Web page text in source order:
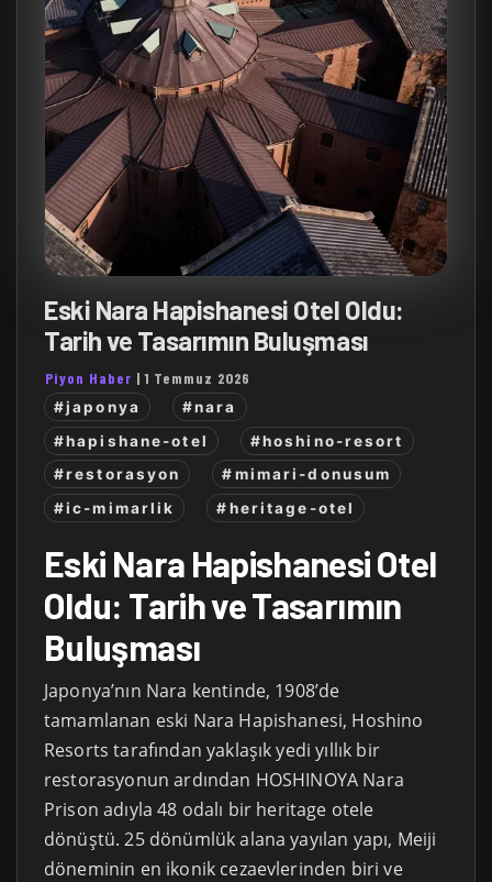
Eski Nara Hapishanesi Otel Oldu:
Tarih ve Tasarımın Buluşması
Piyon Haber |1 Temmuz 2026
#japonya
#nara
#hapishane-otel
#hoshino-resort
#restorasyon
#mimari-donusum
#ic-mimarlik
#heritage-otel
Eski Nara Hapishanesi Otel
Oldu: Tarih ve Tasarımın
Buluşması
Japonya’nın Nara kentinde, 1908’de
tamamlanan eski Nara Hapishanesi, Hoshino
Resorts tarafından yaklaşık yedi yıllık bir
restorasyonun ardından HOSHINOYA Nara
Prison adıyla 48 odalı bir heritage otele
dönüştü. 25 dönümlük alana yayılan yapı, Meiji
döneminin en ikonik cezaevlerinden biri ve